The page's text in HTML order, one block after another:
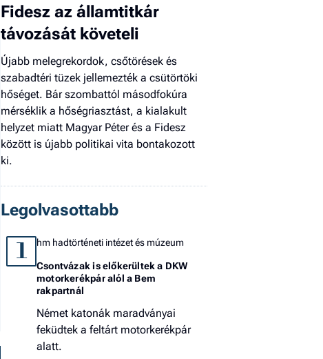
Fidesz az államtitkár
távozását követeli
Újabb melegrekordok, csőtörések és
szabadtéri tüzek jellemezték a csütörtöki
hőséget. Bár szombattól másodfokúra
mérséklik a hőségriasztást, a kialakult
helyzet miatt Magyar Péter és a Fidesz
között is újabb politikai vita bontakozott
ki.
Legolvasottabb
1 hm hadtörténeti intézet és múzeum
Csontvázak is előkerültek a DKW
motorkerékpár alól a Bem
rakpartnál
Német katonák maradványai
feküdtek a feltárt motorkerékpár
alatt.